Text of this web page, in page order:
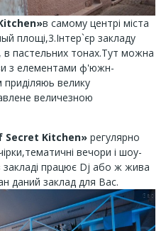
в самому центрі міста
площі,3.Інтер`єр закладу
в пастельних тонах.Тут можна
з елементами ф'южн-
приділяюь велику
величезною
Secret Kitchen» регулярно
вечори і шоу-
працює Dj або ж жива
даний заклад для Вас.